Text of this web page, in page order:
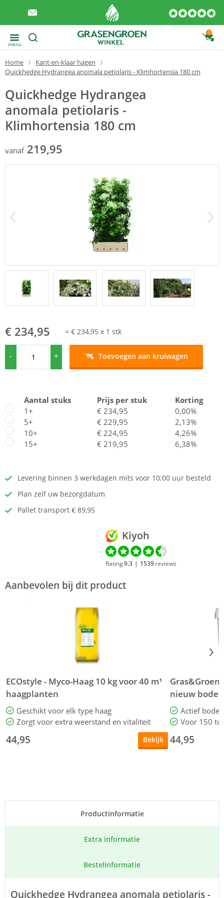
menu
0
Home
Kant-en-klaar hagen
Quickhedge Hydrangea anomala petiolaris - Klimhortensia 180 cm
Quickhedge Hydrangea
anomala petiolaris -
Klimhortensia 180 cm
vanaf 219,95
€ 234,95 = € 234,95 x 1 stk
- + Toevoegen aan kruiwagen
Aantal stuks Prijs per stuk
Korting
1+
€ 234,95
0,00%
5+
€ 229,95
2,13%
10+
€ 224,95
4,26%
15+
€ 219,95 6,38%
Levering binnen 3 werkdagen mits voor 10:00 uur besteld
Plan zelf uw bezorgdatum
Pallet transport € 89,95
Kiyoh
Rating9.3 | 1539reviews
Aanbevolen bij dit product
ECOstyle - Myco-Haag 10 kg voor 40 m¹
haagplanten
Geschikt voor elk type haag
Zorgt voor extra weerstand en vitaliteit
44,95 Bekijk
Gras&Groen
nieuw
Actief
Voor 150
44,95
Product­informatie
Extra informatie
Bestel­informatie
Quickhedge Hydrangea anomala petiolaris -